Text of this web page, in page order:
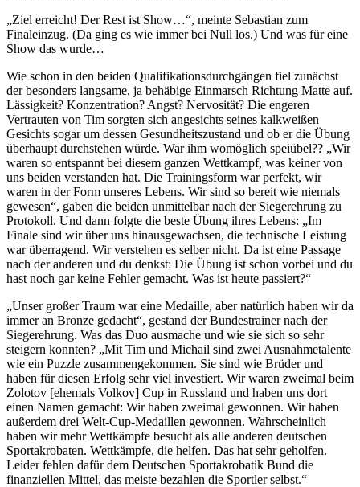
„Ziel erreicht! Der Rest ist Show…“, meinte Sebastian zum
Finaleinzug. (Da ging es wie immer bei Null los.) Und was für eine
Show das wurde…
Wie schon in den beiden Qualifikationsdurchgängen fiel zunächst
der besonders langsame, ja behäbige Einmarsch Richtung Matte auf.
Lässigkeit? Konzentration? Angst? Nervosität? Die engeren
Vertrauten von Tim sorgten sich angesichts seines kalkweißen
Gesichts sogar um dessen Gesundheitszustand und ob er die Übung
überhaupt durchstehen würde. War ihm womöglich speiübel?? „Wir
waren so entspannt bei diesem ganzen Wettkampf, was keiner von
uns beiden verstanden hat. Die Trainingsform war perfekt, wir
waren in der Form unseres Lebens. Wir sind so bereit wie niemals
gewesen“, gaben die beiden unmittelbar nach der Siegerehrung zu
Protokoll. Und dann folgte die beste Übung ihres Lebens: „Im
Finale sind wir über uns hinausgewachsen, die technische Leistung
war überragend. Wir verstehen es selber nicht. Da ist eine Passage
nach der anderen und du denkst: Die Übung ist schon vorbei und du
hast noch gar keine Fehler gemacht. Was ist heute passiert?“
„Unser großer Traum war eine Medaille, aber natürlich haben wir da
immer an Bronze gedacht“, gestand der Bundestrainer nach der
Siegerehrung. Was das Duo ausmache und wie sie sich so sehr
steigern konnten? „Mit Tim und Michail sind zwei Ausnahmetalente
wie ein Puzzle zusammengekommen. Sie sind wie Brüder und
haben für diesen Erfolg sehr viel investiert. Wir waren zweimal beim
Zolotov [ehemals Volkov] Cup in Russland und haben uns dort
einen Namen gemacht: Wir haben zweimal gewonnen. Wir haben
außerdem drei Welt-Cup-Medaillen gewonnen. Wahrscheinlich
haben wir mehr Wettkämpfe besucht als alle anderen deutschen
Sportakrobaten. Wettkämpfe, die helfen. Das hat sehr geholfen.
Leider fehlen dafür dem Deutschen Sportakrobatik Bund die
finanziellen Mittel, das meiste bezahlen die Sportler selbst.“